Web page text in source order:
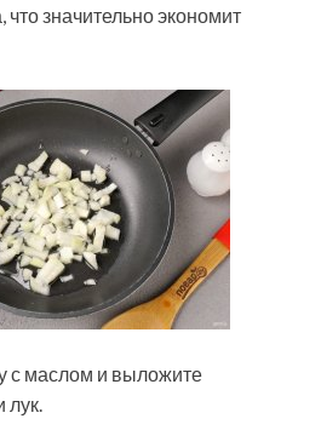
значительно экономит
с маслом и выложите